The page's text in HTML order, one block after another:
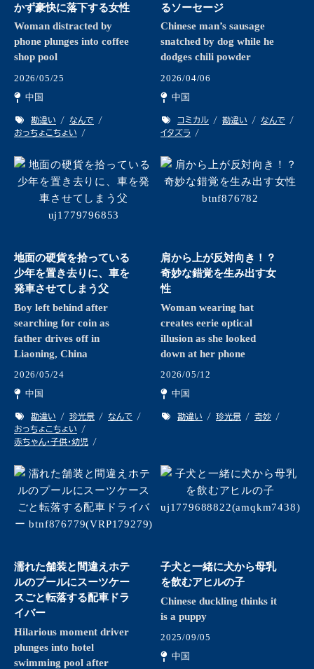
かず豪快に落下する女性
Woman distracted by
phone plunges into coffee
shop pool
2026/05/25
中国
勘違い
なんで
おっちょこちょい
るソーセージ
Chinese man’s sausage
snatched by dog while he
dodges chili powder
2026/04/06
中国
コミカル 勘違い
なんで
イタズラ
地面の硬貨を拾っている
少年を置き去りに、車を
発車させてしまう父
Boy left behind after
searching for coin as
father drives off in
Liaoning, China
2026/05/24
中国
勘違い 珍光景
なんで
おっちょこちょい
赤ちゃん・子供・幼児
肩から上が反対向き！？
奇妙な錯覚を生み出す女
性
Woman wearing hat
creates eerie optical
illusion as she looked
down at her phone
2026/05/12
中国
勘違い 珍光景 奇妙
濡れた舗装と間違えホテ
ルのプールにスーツケー
スごと転落する配車ドラ
イバー
Hilarious moment driver
plunges into hotel
swimming pool after
子犬と一緒に犬から母乳
を飲むアヒルの子
Chinese duckling thinks it
is a puppy
2025/09/05
中国